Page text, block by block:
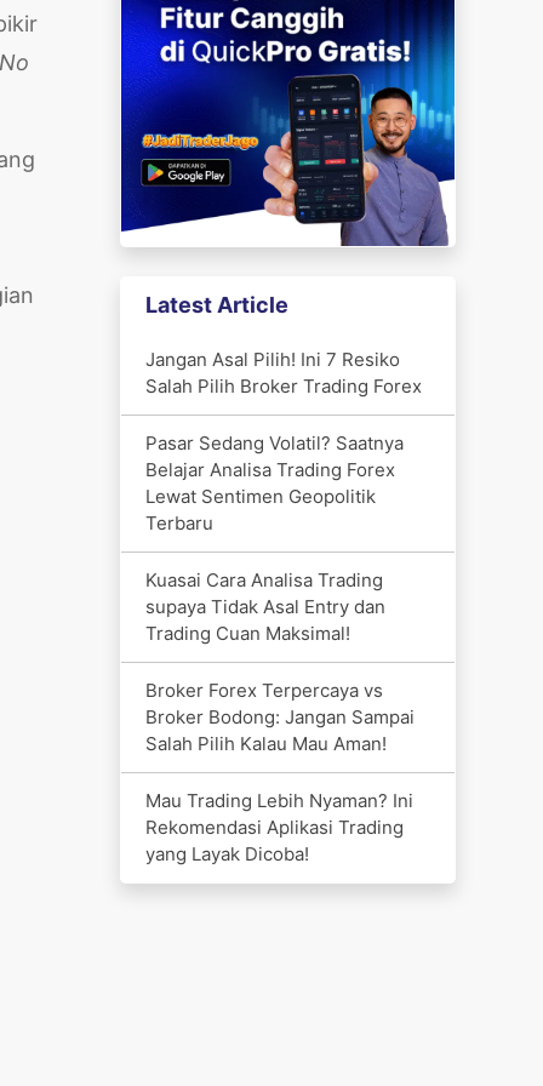
No
Latest Article
Jangan Asal Pilih! Ini 7 Resiko
Salah Pilih Broker Trading Forex
Pasar Sedang Volatil? Saatnya
Belajar Analisa Trading Forex
Lewat Sentimen Geopolitik
Terbaru
Kuasai Cara Analisa Trading
supaya Tidak Asal Entry dan
Trading Cuan Maksimal!
Broker Forex Terpercaya vs
Broker Bodong: Jangan Sampai
Salah Pilih Kalau Mau Aman!
Mau Trading Lebih Nyaman? Ini
Rekomendasi Aplikasi Trading
yang Layak Dicoba!